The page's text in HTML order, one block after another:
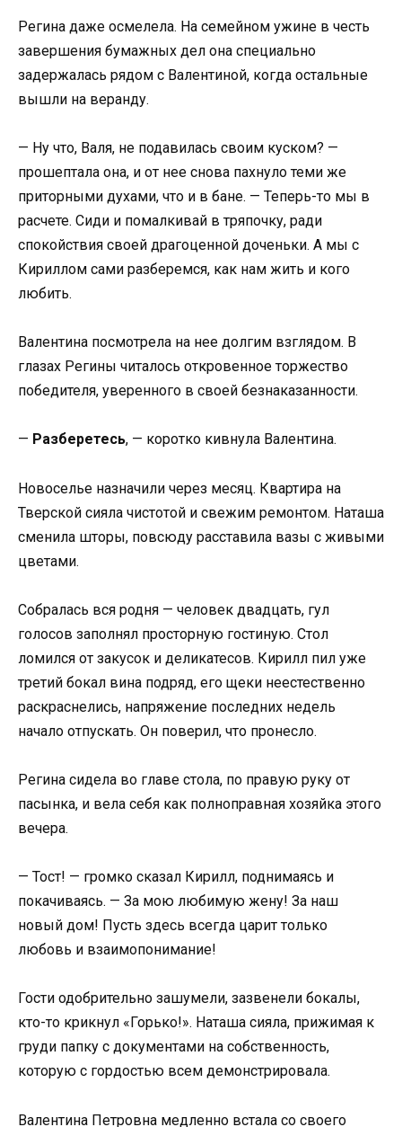
Регина даже осмелела. На семейном ужине в честь
завершения бумажных дел она специально
задержалась рядом с Валентиной, когда остальные
вышли на веранду.
— Ну что, Валя, не подавилась своим куском? —
прошептала она, и от нее снова пахнуло теми же
приторными духами, что и в бане. — Теперь-то мы в
расчете. Сиди и помалкивай в тряпочку, ради
спокойствия своей драгоценной доченьки. А мы с
Кириллом сами разберемся, как нам жить и кого
любить.
Валентина посмотрела на нее долгим взглядом. В
глазах Регины читалось откровенное торжество
победителя, уверенного в своей безнаказанности.
— Разберетесь, — коротко кивнула Валентина.
Новоселье назначили через месяц. Квартира на
Тверской сияла чистотой и свежим ремонтом. Наташа
сменила шторы, повсюду расставила вазы с живыми
цветами.
Собралась вся родня — человек двадцать, гул
голосов заполнял просторную гостиную. Стол
ломился от закусок и деликатесов. Кирилл пил уже
третий бокал вина подряд, его щеки неестественно
раскраснелись, напряжение последних недель
начало отпускать. Он поверил, что пронесло.
Регина сидела во главе стола, по правую руку от
пасынка, и вела себя как полноправная хозяйка этого
вечера.
— Тост! — громко сказал Кирилл, поднимаясь и
покачиваясь. — За мою любимую жену! За наш
новый дом! Пусть здесь всегда царит только
любовь и взаимопонимание!
Гости одобрительно зашумели, зазвенели бокалы,
кто-то крикнул «Горько!». Наташа сияла, прижимая к
груди папку с документами на собственность,
которую с гордостью всем демонстрировала.
Валентина Петровна медленно встала со своего